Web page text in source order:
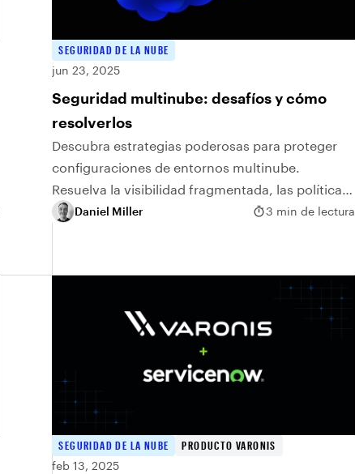
SEGURIDAD DE LA NUBE
jun 23, 2025
Seguridad multinube: desafíos y cómo
resolverlos
Descubra estrategias poderosas para proteger
configuraciones de entornos multinube.
Resuelva la visibilidad fragmentada, las políticas
incongruentes, las superficies de ataque en
Daniel Miller 3 min de lectura
SEGURIDAD DE LA NUBE
PRODUCTO VARONIS
feb 13, 2025